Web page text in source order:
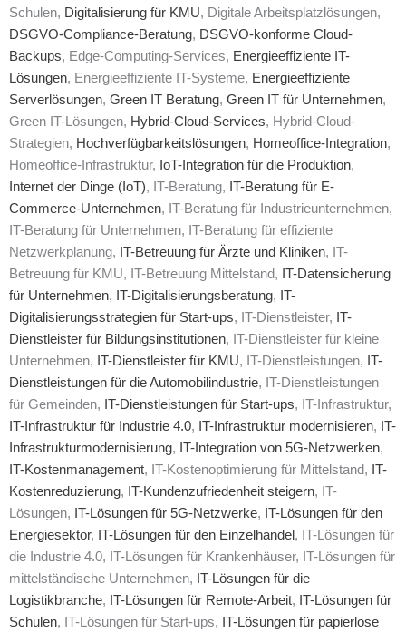
Schulen, Digitalisierung für KMU, Digitale Arbeitsplatzlösungen,
DSGVO-Compliance-Beratung, DSGVO-konforme Cloud-
Backups, Edge-Computing-Services, Energieeffiziente IT-
Lösungen, Energieeffiziente IT-Systeme, Energieeffiziente
Serverlösungen, Green IT Beratung, Green IT für Unternehmen,
Green IT-Lösungen, Hybrid-Cloud-Services, Hybrid-Cloud-
Strategien, Hochverfügbarkeitslösungen, Homeoffice-Integration,
Homeoffice-Infrastruktur, IoT-Integration für die Produktion,
Internet der Dinge (IoT), IT-Beratung, IT-Beratung für E-
Commerce-Unternehmen, IT-Beratung für Industrieunternehmen,
IT-Beratung für Unternehmen, IT-Beratung für effiziente
Netzwerkplanung, IT-Betreuung für Ärzte und Kliniken, IT-
Betreuung für KMU, IT-Betreuung Mittelstand, IT-Datensicherung
für Unternehmen, IT-Digitalisierungsberatung, IT-
Digitalisierungsstrategien für Start-ups, IT-Dienstleister, IT-
Dienstleister für Bildungsinstitutionen, IT-Dienstleister für kleine
Unternehmen, IT-Dienstleister für KMU, IT-Dienstleistungen, IT-
Dienstleistungen für die Automobilindustrie, IT-Dienstleistungen
für Gemeinden, IT-Dienstleistungen für Start-ups, IT-Infrastruktur,
IT-Infrastruktur für Industrie 4.0, IT-Infrastruktur modernisieren, IT-
Infrastrukturmodernisierung, IT-Integration von 5G-Netzwerken,
IT-Kostenmanagement, IT-Kostenoptimierung für Mittelstand, IT-
Kostenreduzierung, IT-Kundenzufriedenheit steigern, IT-
Lösungen, IT-Lösungen für 5G-Netzwerke, IT-Lösungen für den
Energiesektor, IT-Lösungen für den Einzelhandel , IT-Lösungen für
die Industrie 4.0, IT-Lösungen für Krankenhäuser, IT-Lösungen für
mittelständische Unternehmen, IT-Lösungen für die
Logistikbranche, IT-Lösungen für Remote-Arbeit, IT-Lösungen für
Schulen, IT-Lösungen für Start-ups, IT-Lösungen für papierlose